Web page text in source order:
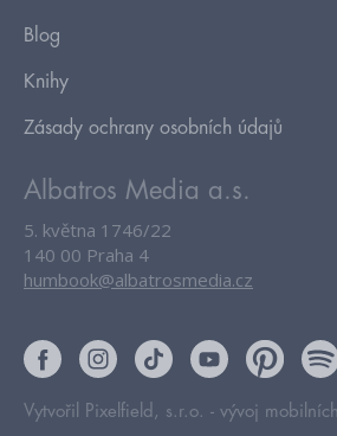
Blog
Knihy
Zásady ochrany osobních údajů
Albatros Media a.s.
5. května 1746/22
140 00 Praha 4
humbook@albatrosmedia.cz
Vytvořil Pixelfield, s.r.o. - vývoj